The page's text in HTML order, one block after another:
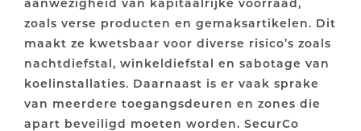
aanwezigheid van kapitaalrijke voorraad,
zoals verse producten en gemaksartikelen. Dit
maakt ze kwetsbaar voor diverse risico’s zoals
nachtdiefstal, winkeldiefstal en sabotage van
koelinstallaties. Daarnaast is er vaak sprake
van meerdere toegangsdeuren en zones die
apart beveiligd moeten worden. SecurCo